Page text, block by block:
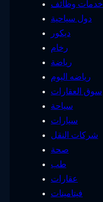
خدمات وظائف
دول سياحية
ديكور
رخام
رياضة
رياضه اليوم
سوق العقارات
سياحة
سيارات
شركات النقل
صحة
طب
عقارات
فيتامينات